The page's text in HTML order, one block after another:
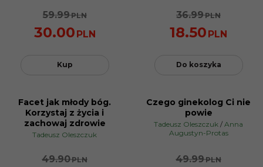
59.99PLN
30.00 PLN
Kup
36.99PLN
18.50 PLN
Do koszyka
BESTSELLER
PROMOCJA
Facet jak młody bóg.
Korzystaj z życia i
zachowaj zdrowie
Tadeusz Oleszczuk
49.90PLN
Czego ginekolog Ci nie
powie
Tadeusz Oleszczuk / Anna
Augustyn-Protas
49.99PLN